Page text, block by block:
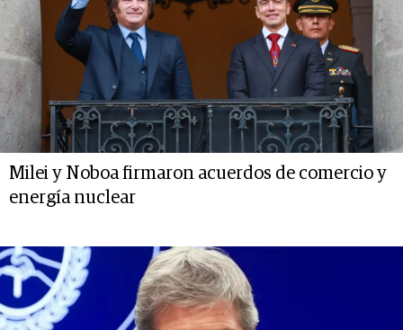
Milei y Noboa firmaron acuerdos de comercio y
energía nuclear